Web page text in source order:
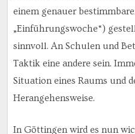
einem genauer
„Einführungswoche“)
sinnvoll. An Schulen und
Taktik eine andere sein.
Situation eines Raums und
Herangehensweise.
In Göttingen wird es nun